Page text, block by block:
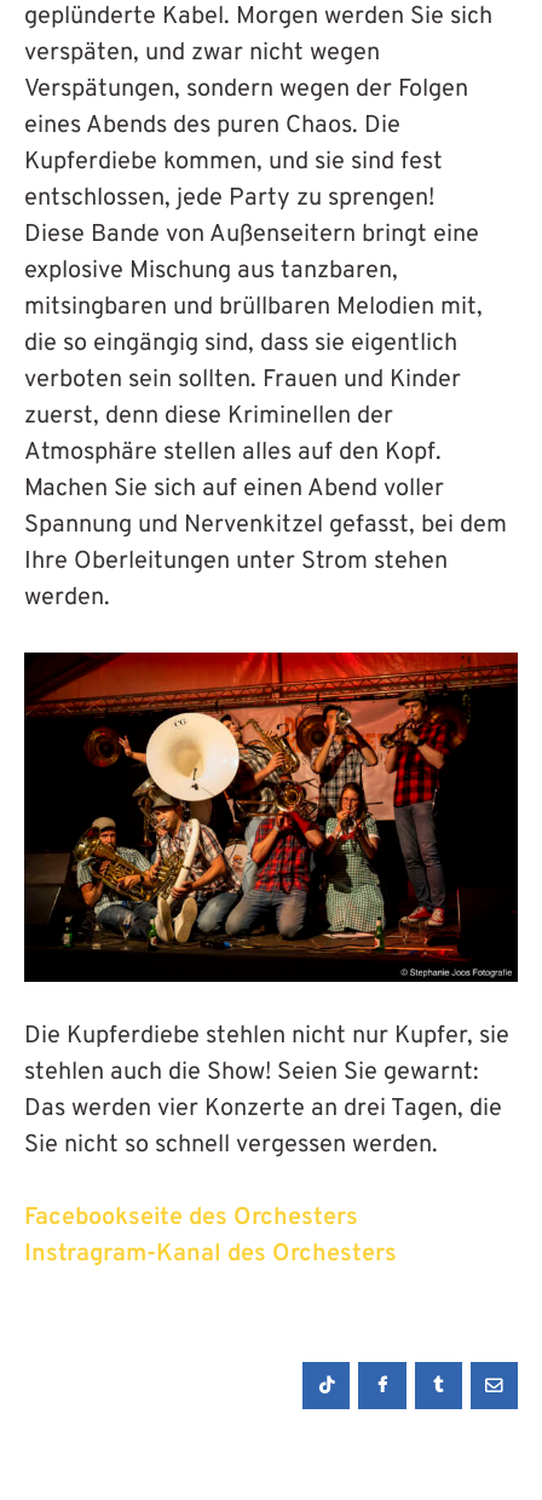
COOKIE-RICHTLINIE
(EU)
DEUTSCH
geplünderte Kabel. Morgen werden Sie sich
verspäten, und zwar nicht wegen
Verspätungen, sondern wegen der Folgen
eines Abends des puren Chaos. Die
Kupferdiebe kommen, und sie sind fest
entschlossen, jede Party zu sprengen!
Diese Bande von Außenseitern bringt eine
explosive Mischung aus tanzbaren,
mitsingbaren und brüllbaren Melodien mit,
die so eingängig sind, dass sie eigentlich
verboten sein sollten. Frauen und Kinder
zuerst, denn diese Kriminellen der
Atmosphäre stellen alles auf den Kopf.
Machen Sie sich auf einen Abend voller
Spannung und Nervenkitzel gefasst, bei dem
Ihre Oberleitungen unter Strom stehen
werden.
Die Kupferdiebe stehlen nicht nur Kupfer, sie
stehlen auch die Show! Seien Sie gewarnt:
Das werden vier Konzerte an drei Tagen, die
Sie nicht so schnell vergessen werden.
Facebookseite des Orchesters
Instragram-Kanal des Orchesters